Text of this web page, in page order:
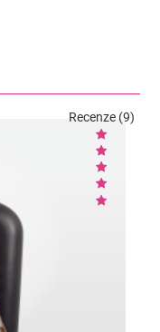
Recenze (9)